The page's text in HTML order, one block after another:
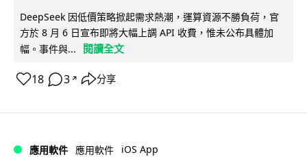
DeepSeek 因低價策略掀起需求熱潮，運算資源不勝負荷，官
方於 8 月 6 日宣布即將大幅上調 API 收費，惟未公布具體加
幅。事件與...
閱讀全文
18 3 ↗ 分享
應用軟件 應用軟件 iOS App